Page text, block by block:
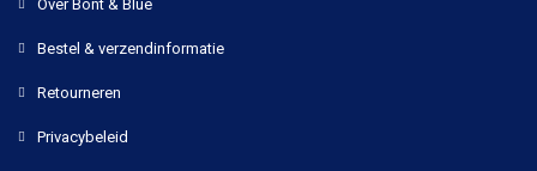
Over Bont & Blue
Bestel & verzendinformatie
Retourneren
Privacybeleid